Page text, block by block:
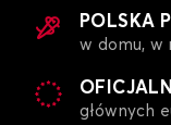
POLSKA
w domu, w
głównych